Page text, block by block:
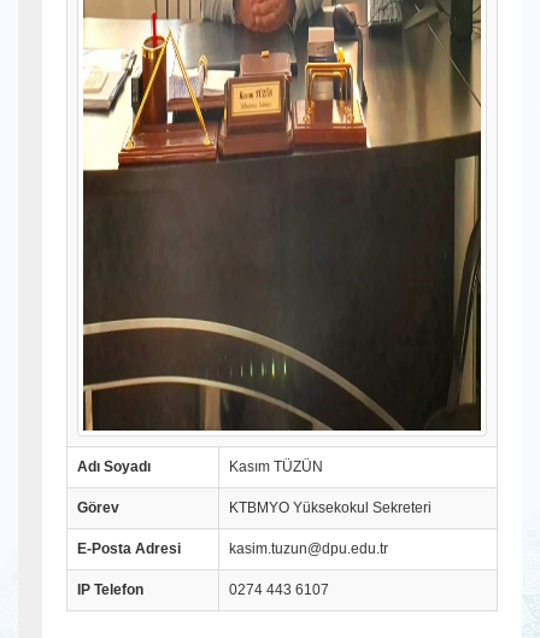
Adı Soyadı Kasım TÜZÜN
Görev KTBMYO Yüksekokul Sekreteri
E-Posta Adresi kasim.tuzun@dpu.edu.tr
IP Telefon 0274 443 6107